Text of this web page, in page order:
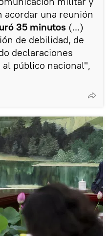
una reunión
35 minutos (...)
de debilidad, de
declaraciones
público nacional",